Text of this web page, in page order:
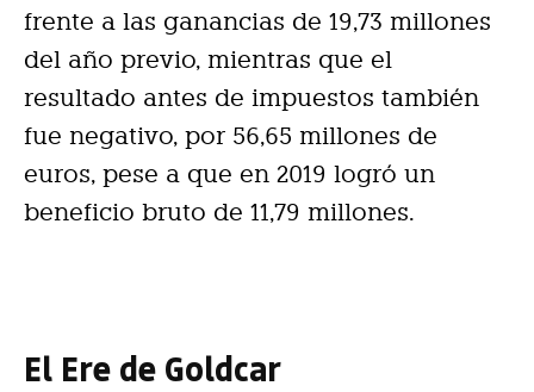
frente a las ganancias de 19,73 millones
del año previo, mientras que el
resultado antes de impuestos también
fue negativo, por 56,65 millones de
euros, pese a que en 2019 logró un
beneficio bruto de 11,79 millones.
El Ere de Goldcar